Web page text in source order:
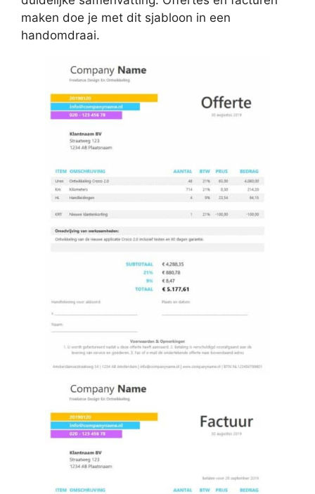
maken doe je met dit sjabloon in een
handomdraai.